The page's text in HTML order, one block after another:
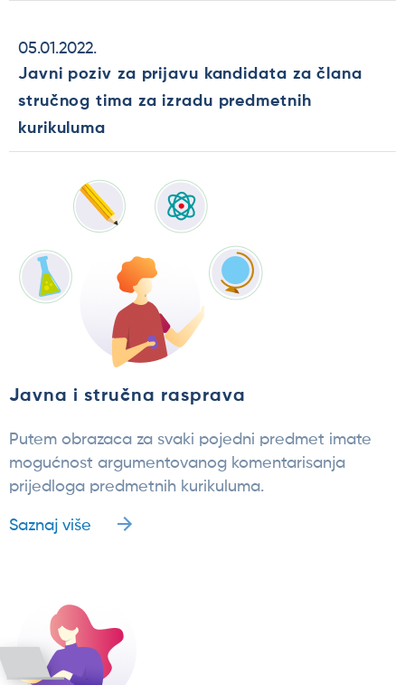
05.01.2022.
Javni poziv za prijavu kandidata za člana
stručnog tima za izradu predmetnih
kurikuluma
Javna i stručna rasprava
Putem obrazaca za svaki pojedni predmet imate
mogućnost argumentovanog komentarisanja
prijedloga predmetnih kurikuluma.
Saznaj više